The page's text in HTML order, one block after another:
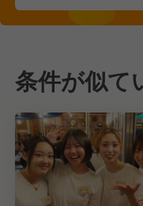
条件が似て